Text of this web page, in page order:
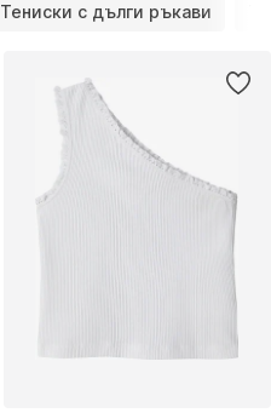
Тениски с дълги ръкави